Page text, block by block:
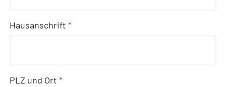
Hausanschrift*
PLZ und Ort*